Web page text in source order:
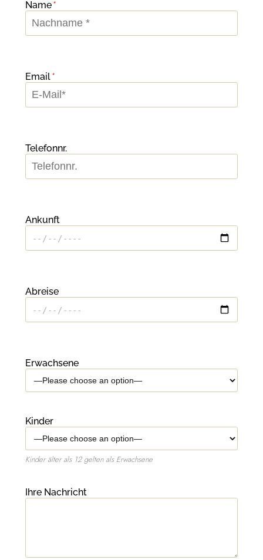
Name*
Email*
Telefonnr.
Ankunft
Abreise
Erwachsene
Kinder
Kinder älter als 12 gelten als Erwachsene
Ihre Nachricht